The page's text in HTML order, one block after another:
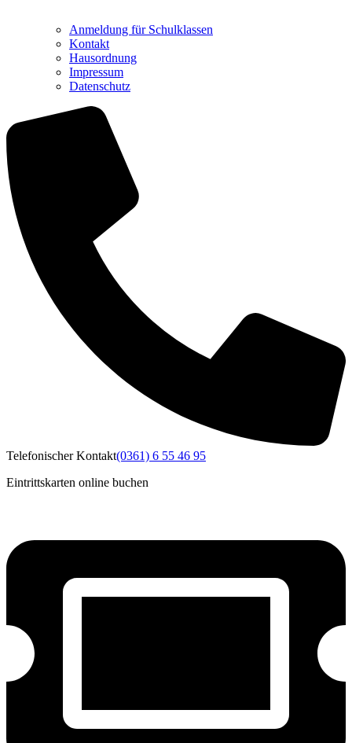
Anmeldung für Schulklassen
Kontakt
Hausordnung
Impressum
Datenschutz
Telefonischer Kontakt(0361) 6 55 46 95
Eintrittskarten online buchen